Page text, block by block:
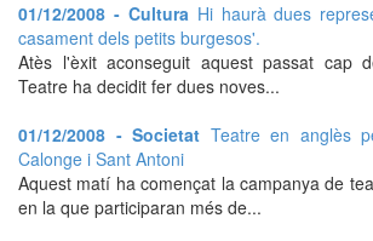
01/12/2008 - Cultura Hi haurà dues
casament dels petits burgesos'.
Atès l'èxit aconseguit aquest passat cap
Teatre ha decidit fer dues noves...
01/12/2008 - Societat Teatre en anglès
Calonge i Sant Antoni
Aquest matí ha començat la campanya de
en la que participaran més de...